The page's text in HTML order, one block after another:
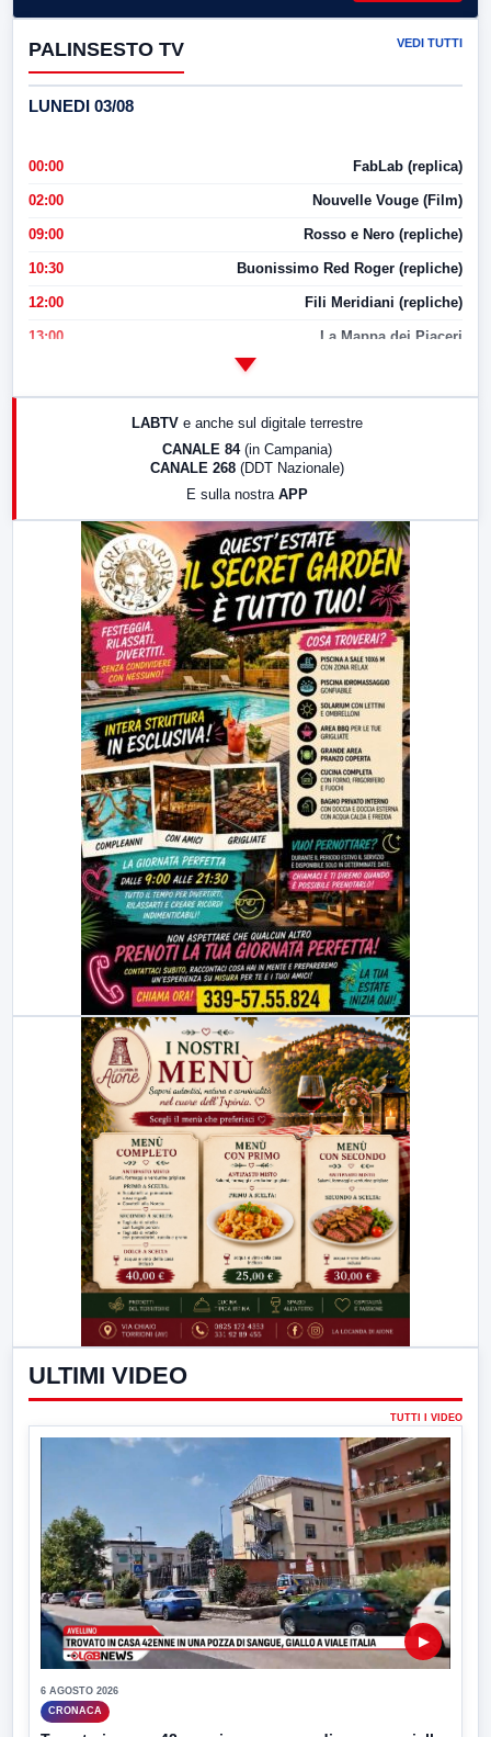
PALINSESTO TV VEDI TUTTI
LUNEDI 03/08
00:00 FabLab (replica)
02:00 Nouvelle Vouge (Film)
09:00 Rosso e Nero (repliche)
10:30 Buonissimo Red Roger (repliche)
12:00 Fili Meridiani (repliche)
13:00 La Mappa dei Piaceri
LabNews (replica)
LABTV e anche sul digitale terrestre
CANALE 84 (in Campania)
CANALE 268 (DDT Nazionale)
E sulla nostra APP
ULTIMI VIDEO
TUTTI I VIDEO
▶
6 AGOSTO 2026
CRONACA